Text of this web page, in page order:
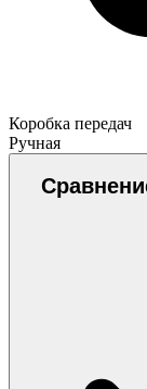
Коробка передач
Ручная